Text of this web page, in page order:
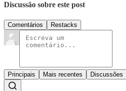
Discussão sobre este post
Comentários Restacks
Principais Mais recentes Discussões